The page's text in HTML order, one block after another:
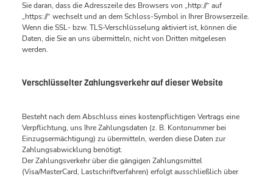
Sie daran, dass die Adresszeile des Browsers von „http://“ auf
„https://“ wechselt und an dem Schloss-Symbol in Ihrer Browserzeile.
Wenn die SSL- bzw. TLS-Verschlüsselung aktiviert ist, können die
Daten, die Sie an uns übermitteln, nicht von Dritten mitgelesen
werden.
Verschlüsselter Zahlungsverkehr auf dieser Website
Besteht nach dem Abschluss eines kostenpflichtigen Vertrags eine
Verpflichtung, uns Ihre Zahlungsdaten (z. B. Kontonummer bei
Einzugsermächtigung) zu übermitteln, werden diese Daten zur
Zahlungsabwicklung benötigt.
Der Zahlungsverkehr über die gängigen Zahlungsmittel
(Visa/MasterCard, Lastschriftverfahren) erfolgt ausschließlich über